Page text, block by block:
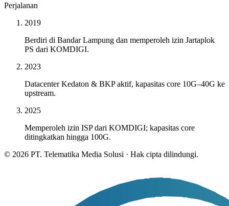
Perjalanan
2019
Berdiri di Bandar Lampung dan memperoleh izin Jartaplok
PS dari KOMDIGI.
2023
Datacenter Kedaton & BKP aktif, kapasitas core 10G–40G ke
upstream.
2025
Memperoleh izin ISP dari KOMDIGI; kapasitas core
ditingkatkan hingga 100G.
© 2026 PT. Telematika Media Solusi · Hak cipta dilindungi.